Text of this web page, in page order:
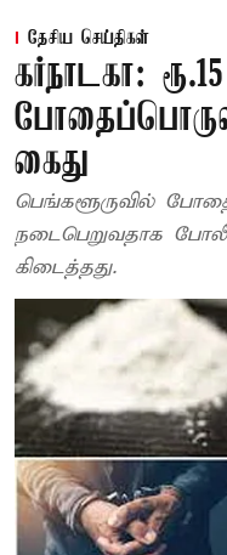
தேசிய செய்திகள்
கர்நாடகா:
கைது
பெங்களூருவில்
நடைபெறுவதாக
கிடைத்தது.